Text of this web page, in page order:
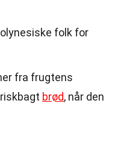
folk for
fra frugtens
brød, når den